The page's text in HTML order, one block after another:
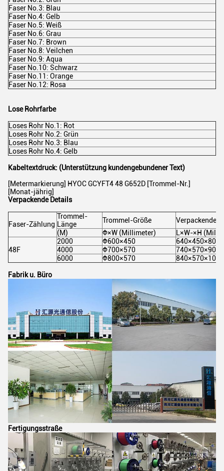
Faser No.3: Blau
Faser No.4: Gelb
Faser No.5: Weiß
Faser No.6: Grau
Faser No.7: Brown
Faser No.8: Veilchen
Faser No.9: Aqua
Faser No.10: Schwarz
Faser No.11: Orange
Faser No.12: Rosa
Lose Rohrfarbe
Loses Rohr No.1: Rot
Loses Rohr No.2: Grün
Loses Rohr No.3: Blau
Loses Rohr No.4: Gelb
Kabeltextdruck: (Unterstützung kundengebundener Text)
[Metermarkierung] HYOC GCYFT4 48 G652D [Trommel-Nr.]
[Monat-jährig]
Verpackende Details
Faser-Zählung
Trommel-
Länge
Trommel-Größe
Verpackende
(M)
Φ×W (Millimeter) L×W-×H
48F
2000 Φ600×450
640×450×805
4000
Φ700×570
740×570×905
6000
Φ800×570 840×570×1005
Fabrik u. Büro
Fertigungsstraße